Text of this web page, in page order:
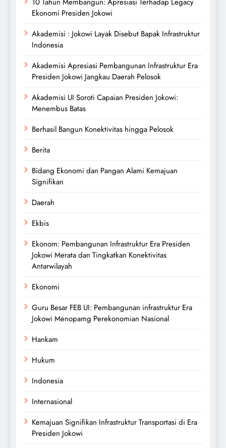
Ekonomi Presiden Jokowi
Akademisi : Jokowi Layak Disebut Bapak Infrastruktur
Indonesia
Akademisi Apresiasi Pembangunan Infrastruktur Era
Presiden Jokowi Jangkau Daerah Pelosok
Akademisi UI Soroti Capaian Presiden Jokowi:
Menembus Batas
Berhasil Bangun Konektivitas hingga Pelosok
Berita
Bidang Ekonomi dan Pangan Alami Kemajuan
Signifikan
Daerah
Ekbis
Ekonom: Pembangunan Infrastruktur Era Presiden
Jokowi Merata dan Tingkatkan Konektivitas
Antarwilayah
Ekonomi
Guru Besar FEB UI: Pembangunan infrastruktur Era
Jokowi Menopamg Perekonomian Nasional
Hankam
Hukum
Indonesia
Internasional
Kemajuan Signifikan Infrastruktur Transportasi di Era
Presiden Jokowi